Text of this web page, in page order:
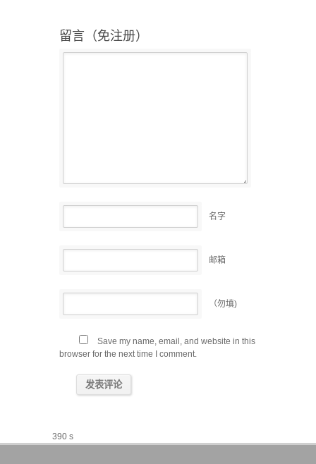
留言（免注册）
名字
邮箱
（勿填)
Save my name, email, and website in this
browser for the next time I comment.
390 s